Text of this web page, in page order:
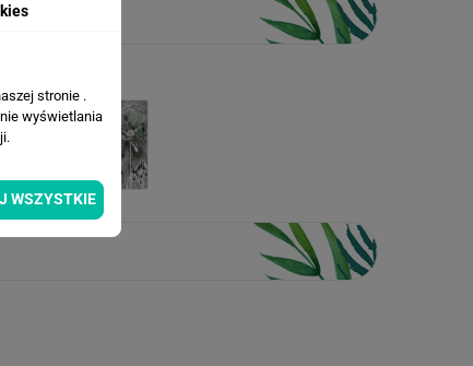
stronie .
wyświetlania
WSZYSTKIE